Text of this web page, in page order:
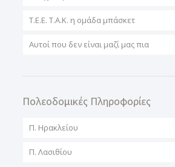
T.E.E. T.A.K. η ομάδα μπάσκετ
Αυτοί που δεν είναι μαζί μας πια
Πολεοδομικές Πληροφορίες
Π. Ηρακλείου
Π. Λασιθίου